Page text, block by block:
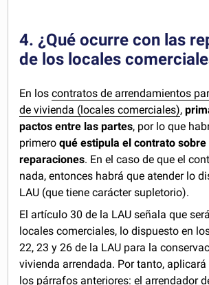
4. ¿Qué ocurre con las
de los locales
En loscontratos de arrendamientos
de vivienda (locales comerciales),
pactos entre las partes, por lo que
primeroqué estipula el contrato sobre
reparaciones. En el caso de que el
nada, entonces habrá que atender lo
LAU (que tiene carácter supletorio).
El artículo 30 de la LAU señala que
locales comerciales, lo dispuesto en
22, 23 y 26 de la LAU para la
vivienda arrendada. Por tanto,
los párrafos anteriores: el arrendador